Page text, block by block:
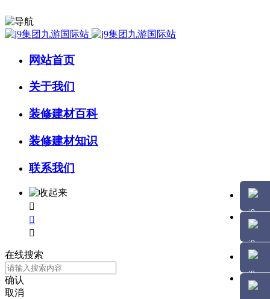
网站首页
关于我们
装修建材百科
装修建材知识
联系我们



在线搜索
确认
取消